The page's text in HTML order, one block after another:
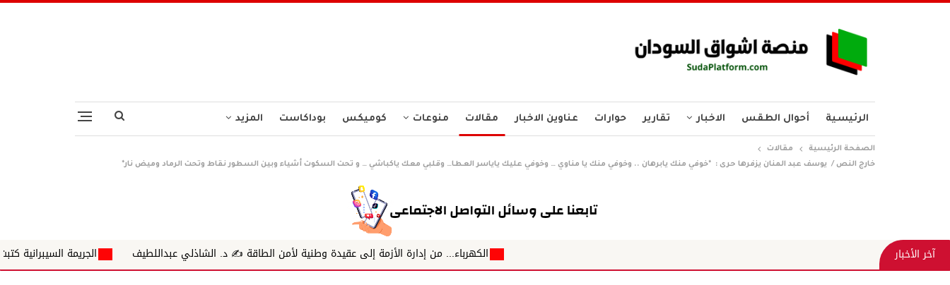
الرئيسية أحوال الطقس الاخبار تقارير حوارات عناوين الاخبار مقالات منوعات كوميكس بوداكاست المزيد
الصفحة الرئيسية
مقالات
خارج النص / يوسف عبد المنان يزفرها حرى : *خوفي منك يابرهان .. وخوفي منك يا مناوي … وخوفي عليك ياياسر العطا… وقلبي معك ياكباشي … و تحت السكوت أشياء وبين السطور نقاط وتحت الرماد وميض نار*
آخر الأخبار الكهرباء... من إدارة الأزمة إلى عقيدة وطنية لأمن الطاقة ✍️ د. الشاذلي عبداللطيف الجريمة السيبرانية كتبت ✍ د.ايناس محمداحمد